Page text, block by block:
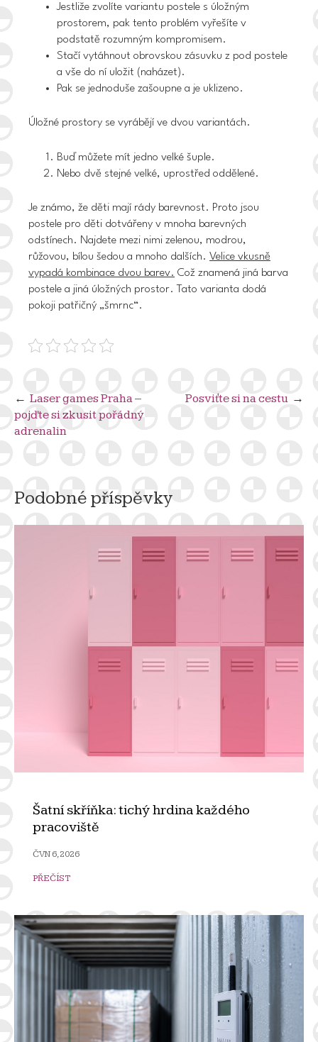
Jestliže zvolíte variantu postele s úložným
prostorem, pak tento problém vyřešíte v
podstatě rozumným kompromisem.
Stačí vytáhnout obrovskou zásuvku z pod postele
a vše do ní uložit (naházet).
Pak se jednoduše zašoupne a je uklizeno.
Úložné prostory se vyrábějí ve dvou variantách.
Buď můžete mít jedno velké šuple.
Nebo dvě stejné velké, uprostřed oddělené.
Je známo, že děti mají rády barevnost. Proto jsou
postele pro děti dotvářeny v mnoha barevných
odstínech. Najdete mezi nimi zelenou, modrou,
růžovou, bílou šedou a mnoho dalších. Velice vkusně
vypadá kombinace dvou barev. Což znamená jiná barva
postele a jiná úložných prostor. Tato varianta dodá
pokoji patřičný „šmrnc“.
Navigace
pro
Laser games Praha –
pojďte si zkusit pořádný
adrenalin
Posviťte si na cestu
Podobné příspěvky
Šatní skříňka: tichý hrdina každého
pracoviště
ČVN 6, 2026
PŘEČÍST